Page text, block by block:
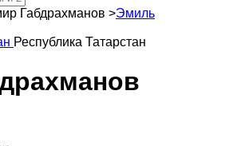
Габдрахманов >Эмиль
Республика Татарстан